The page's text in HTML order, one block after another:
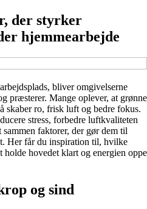
der styrker
hjemmearbejde
bliver omgivelserne
præsterer. Mange oplever, at grønne
skaber ro, frisk luft og bedre fokus.
stress, forbedre luftkvaliteten
faktorer, der gør dem til
Her får du inspiration til, hvilke
hovedet klart og energien oppe
og sind